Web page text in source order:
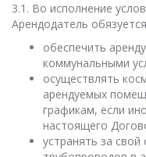
3.1. Во исполнение
Арендодатель
обеспечить
коммунальными
осуществлять
арендуемых
графикам, если
настоящего
устранять за